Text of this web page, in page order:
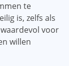
te
is, zelfs als
voor
willen